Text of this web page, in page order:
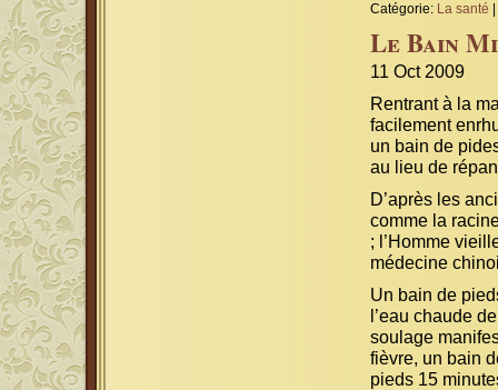
Catégorie: La santé
Le Bain
11 Oct 2009
Rentrant à la
facilement
un bain de
au lieu de
D’après les
comme la
; l’Homme
médecine
Un bain de
l’eau chaude
soulage
fièvre, un bain
pieds 15